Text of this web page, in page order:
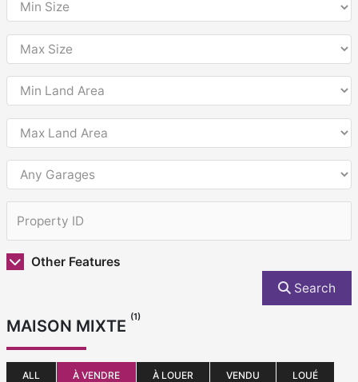
Other Features
Search
MAISON MIXTE (1)
ALL À VENDRE À LOUER VENDU LOUÉ